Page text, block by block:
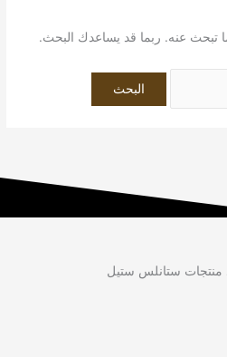
ما تبحث عنه. ربما قد يساعدك البحث.
منتجات ستانلس ستيل